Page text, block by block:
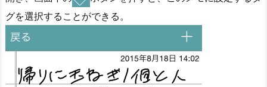
グを選択することができる。